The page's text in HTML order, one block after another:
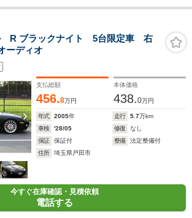
R ブラックナイト 5台限定車 右
ディオ
支払総額
456.8万円
本体価格
438.0万円
年式 2005年 走行 5.7万km
車検
'28/05 修復
なし
保証
保証付 整備
法定整備付
住所
埼玉県戸田市
今すぐ在庫確認・見積依頼
電話する